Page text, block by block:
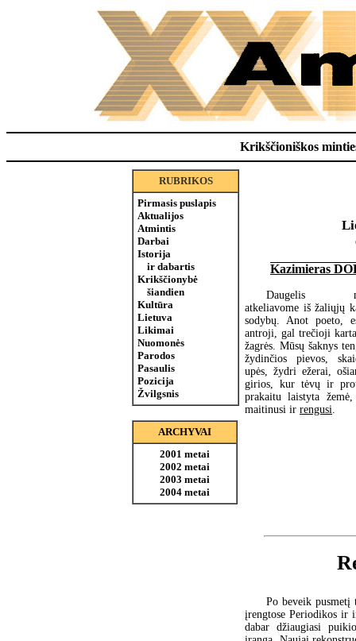
Krikščioniškos
RUBRIKOS
Pirmasis puslapis
Aktualijos
Atmintis
Darbai
Istorija
ir dabartis
Krikščionybė
šiandien
Kultūra
Lietuva
Likimai
Nuomonės
Parodos
Pasaulis
Pozicija
Žvilgsnis
ARCHYVAI
2001 metai
2002 metai
2003 metai
2004 metai
Kazimieras
Daugelis
atkeliavome iš žaliųjų
sodybų. Anot poeto,
antroji, gal trečioji
žagrės. Mūsų šaknys
žydinčios pievos,
upės, žydri ežerai,
girios, kur tėvų ir
prakaitu laistyta
maitinusi ir rengusi.
Po beveik pusmetį
įrengtose Periodikos ir
dabar džiaugiasi